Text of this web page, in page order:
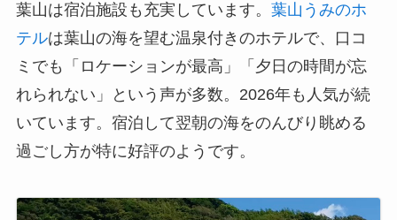
葉山は宿泊施設も充実しています。 葉山うみのホ
テルは葉山の海を望む温泉付きのホテルで、口コ
ミでも「ロケーションが最高」「夕日の時間が忘
れられない」という声が多数。2026年も人気が続
いています。宿泊して翌朝の海をのんびり眺める
過ごし方が特に好評のようです。